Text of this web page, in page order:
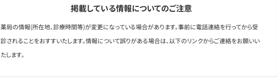
掲載している情報についてのご注意
薬局の情報(所在地、診療時間等)が変更になっている場合があります。事前に電話連絡を行ってから受
診されることをおすすいたします。情報について誤りがある場合は、以下のリンクからご連絡をお願いい
たします。